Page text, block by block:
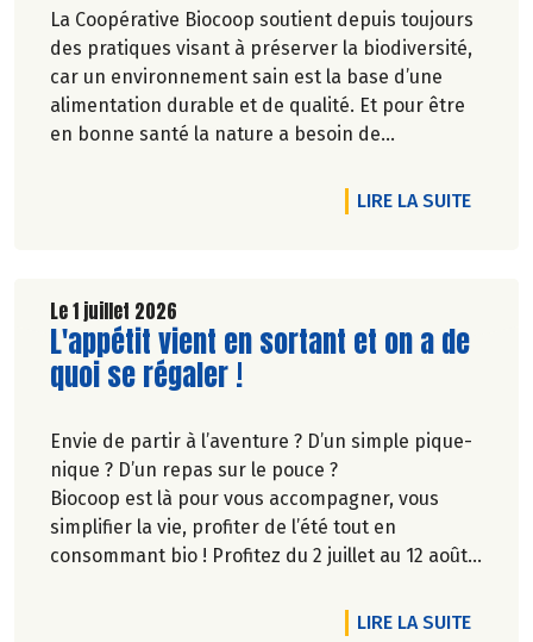
La Coopérative Biocoop soutient depuis toujours
des pratiques visant à préserver la biodiversité,
car un environnement sain est la base d’une
alimentation durable et de qualité. Et pour être
en bonne santé la nature a besoin de
LIRE LA SUITEDE
Le 1 juillet 2026
Lire la suite de l'article
L'appétit vient en sortant et on a de
quoi se régaler !
Envie de partir à l’aventure ? D’un simple pique-
nique ? D’un repas sur le pouce ?
Biocoop est là pour vous accompagner, vous
simplifier la vie, profiter de l’été tout en
consommant bio ! Profitez du 2 juillet au 12 août
LIRE LA SUITEDE